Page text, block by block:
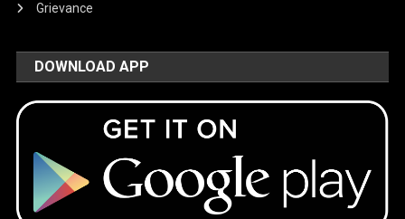
Grievance
DOWNLOAD APP